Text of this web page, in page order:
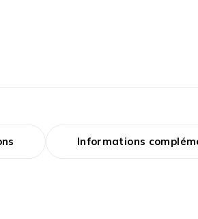
Informations